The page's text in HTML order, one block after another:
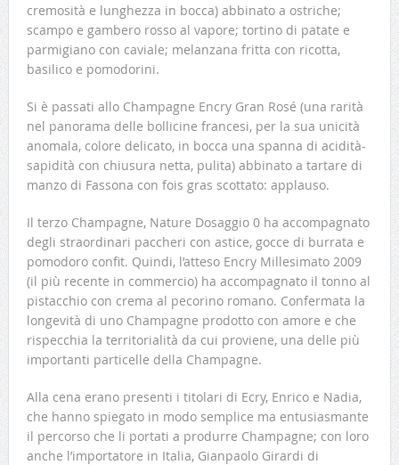
cremosità e lunghezza in bocca) abbinato a ostriche;
scampo e gambero rosso al vapore; tortino di patate e
parmigiano con caviale; melanzana fritta con ricotta,
basilico e pomodorini.
Si è passati allo Champagne Encry Gran Rosé (una rarità
nel panorama delle bollicine francesi, per la sua unicità
anomala, colore delicato, in bocca una spanna di acidità-
sapidità con chiusura netta, pulita) abbinato a tartare di
manzo di Fassona con fois gras scottato: applauso.
Il terzo Champagne, Nature Dosaggio 0 ha accompagnato
degli straordinari paccheri con astice, gocce di burrata e
pomodoro confit. Quindi, l’atteso Encry Millesimato 2009
(il più recente in commercio) ha accompagnato il tonno al
pistacchio con crema al pecorino romano. Confermata la
longevità di uno Champagne prodotto con amore e che
rispecchia la territorialità da cui proviene, una delle più
importanti particelle della Champagne.
Alla cena erano presenti i titolari di Ecry, Enrico e Nadia,
che hanno spiegato in modo semplice ma entusiasmante
il percorso che li portati a produrre Champagne; con loro
anche l’importatore in Italia, Gianpaolo Girardi di